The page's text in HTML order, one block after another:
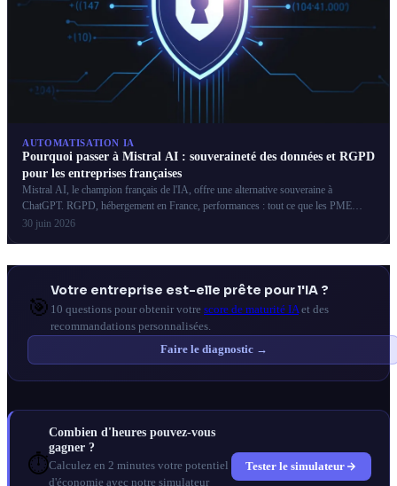
AUTOMATISATION IA
Pourquoi passer à Mistral AI : souveraineté des données et RGPD
pour les entreprises françaises
Mistral AI, le champion français de l'IA, offre une alternative souveraine à
ChatGPT. RGPD, hébergement en France, performances : tout ce que les PME
françaises doivent savoir.
30 juin 2026
🎯
Votre entreprise est-elle prête pour l'IA ?
10 questions pour obtenir votre score de maturité IAet des
recommandations personnalisées.
Faire le diagnostic →
⏱️
Combien d'heures pouvez-vous
gagner ?
Calculez en 2 minutes votre potentiel
d'économie avec notre simulateur
Tester le simulateur